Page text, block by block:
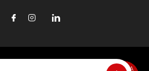
Biotec S.r.l. All rights reserved.